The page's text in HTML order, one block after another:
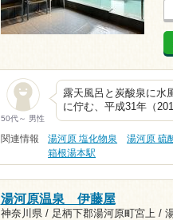
50代～ 男性
露天風呂と炭酸泉に水
に佇む、平成31年（
関連情報 湯河原 塩化物泉 湯河原 硫
箱根湯本駅
湯河原温泉 伊藤屋
神奈川県 / 足柄下郡湯河原町宮上 /